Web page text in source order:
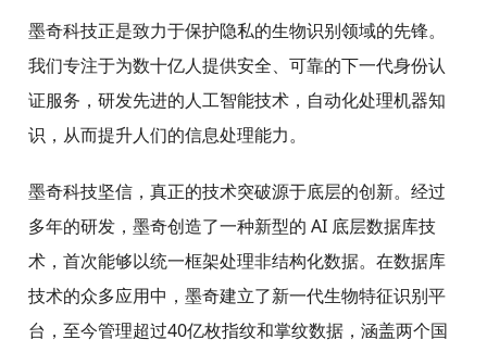
墨奇科技正是致力于保护隐私的生物识别领域的先锋。
我们专注于为数十亿人提供安全、可靠的下一代身份认
证服务，研发先进的人工智能技术，自动化处理机器知
识，从而提升人们的信息处理能力。
墨奇科技坚信，真正的技术突破源于底层的创新。经过
多年的研发，墨奇创造了一种新型的 AI 底层数据库技
术，首次能够以统一框架处理非结构化数据。在数据库
技术的众多应用中，墨奇建立了新一代生物特征识别平
台，至今管理超过40亿枚指纹和掌纹数据，涵盖两个国